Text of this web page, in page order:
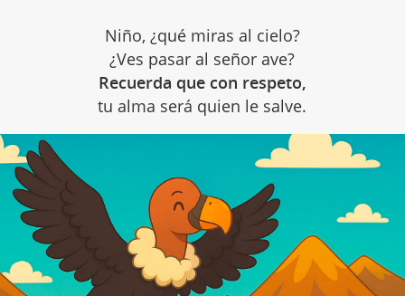
Niño, ¿qué miras al cielo?
¿Ves pasar al señor ave?
Recuerda que con respeto,
tu alma será quien le salve.